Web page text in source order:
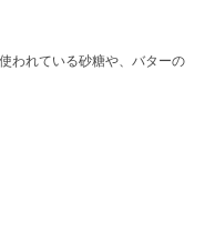
われている砂糖や、バターの